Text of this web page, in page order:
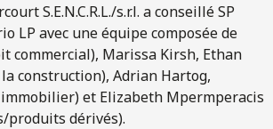
S.E.N.C.R.L./s.r.l. a conseillé SP
LP avec une équipe composée de
commercial), Marissa Kirsh, Ethan
construction), Adrian Hartog,
et Elizabeth Mpermperacis
produits dérivés).